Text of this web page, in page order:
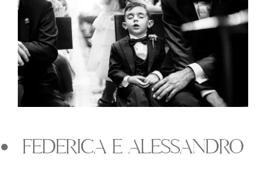
FEDERICA E ALESSANDRO